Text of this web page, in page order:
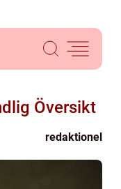
Översikt
redaktionel